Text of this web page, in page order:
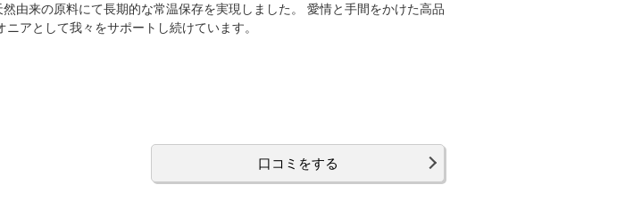
由来の原料にて長期的な常温保存を実現しました。 愛情と手間をかけた高品
アとして我々をサポートし続けています。
口コミをする